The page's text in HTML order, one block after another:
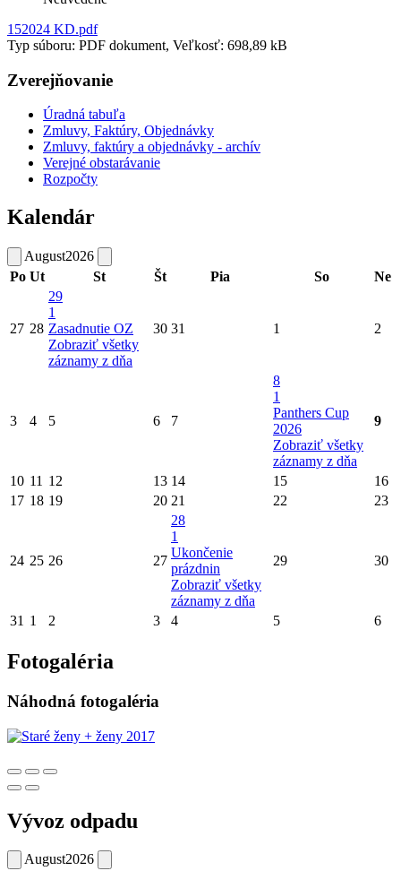
152024 KD.pdf
Typ súboru: PDF dokument, Veľkosť: 698,89 kB
Zverejňovanie
Úradná tabuľa
Zmluvy, Faktúry, Objednávky
Zmluvy, faktúry a objednávky - archív
Verejné obstarávanie
Rozpočty
Kalendár
August2026
Po Ut St Št Pia So Ne
27 28
29
1
Zasadnutie OZ
Zobraziť všetky
záznamy z dňa
30 31 1 2
3 4 5 6 7
8
1
Panthers Cup
2026
Zobraziť všetky
záznamy z dňa
9
10 11 12 13 14 15
16
17 18 19 20 21 22 23
24 25 26 27
28
1
Ukončenie
prázdnin
Zobraziť všetky
záznamy z dňa
29 30
31 1 2 3 4 5 6
Fotogaléria
Náhodná fotogaléria
Vývoz odpadu
August2026